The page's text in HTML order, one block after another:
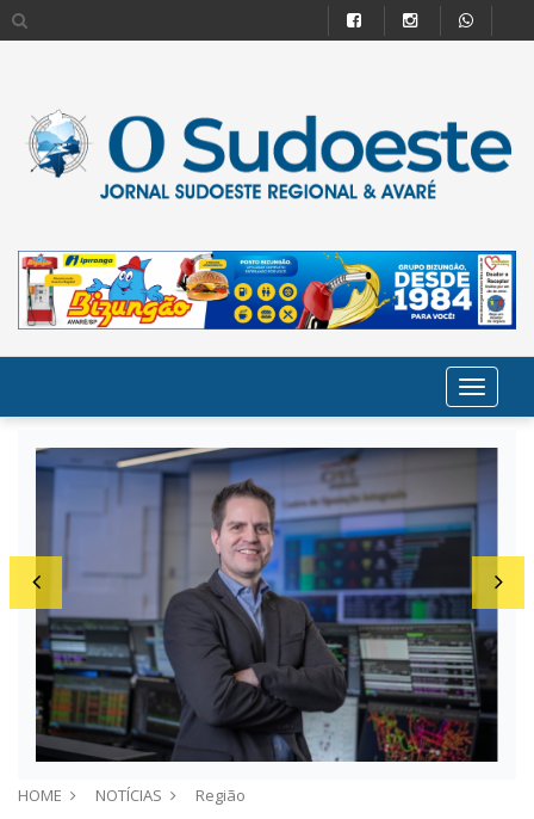
HOME NOTÍCIAS Região